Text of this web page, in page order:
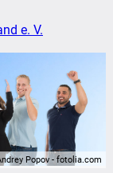
Popov - fotolia.com